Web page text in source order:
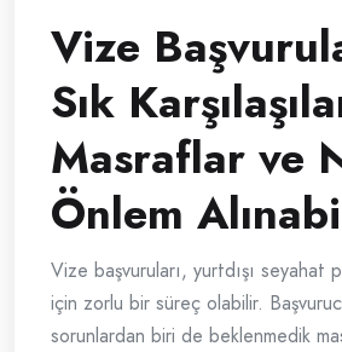
Vize
Sık
Masraflar ve
Önlem
Vize başvuruları, yurtdışı seyahat
için zorlu bir süreç olabilir.
sorunlardan biri de beklenmedik